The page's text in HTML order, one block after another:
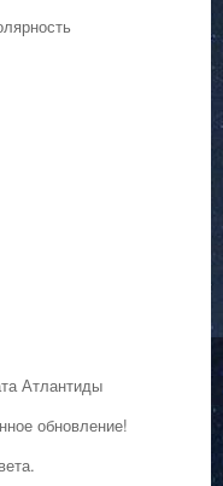
Атлантиды
обновление!